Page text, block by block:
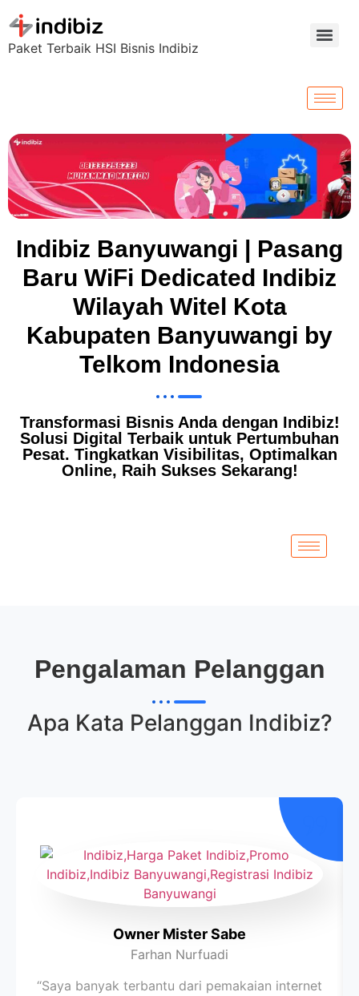
Paket Terbaik HSI Bisnis Indibiz
Indibiz Banyuwangi | Pasang
Baru WiFi Dedicated Indibiz
Wilayah Witel Kota
Kabupaten Banyuwangi by
Telkom Indonesia
Transformasi Bisnis Anda dengan Indibiz!
Solusi Digital Terbaik untuk Pertumbuhan
Pesat. Tingkatkan Visibilitas, Optimalkan
Online, Raih Sukses Sekarang!
Pengalaman Pelanggan
Apa Kata Pelanggan Indibiz?
Owner Mister Sabe
Farhan Nurfuadi
“Saya banyak terbantu dari pemakaian internet